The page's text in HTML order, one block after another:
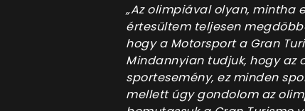
„Az olimpiával olyan, mintha
értesültem teljesen
hogy a Motorsport a Gran
Mindannyian tudjuk, hogy az
sportesemény, ez minden
mellett úgy gondolom az